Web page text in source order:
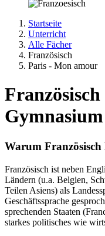
Startseite
Unterricht
Alle Fächer
Französisch
Paris - Mon amour
Gymnasium
Warum Französisch
Französisch ist neben
Ländern (u.a. Belgien,
Teilen Asiens) als
Geschäftssprache
sprechenden Staaten
starkes politisches wie